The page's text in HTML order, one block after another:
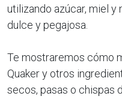
utilizando azúcar, miel y
dulce y pegajosa.
Te mostraremos cómo
Quaker y otros
secos, pasas o chispas